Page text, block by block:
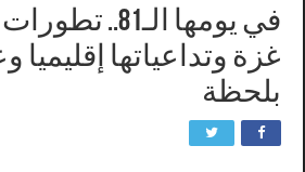
في يومها
غزة وتداعياتها إقليميا
بلحظة